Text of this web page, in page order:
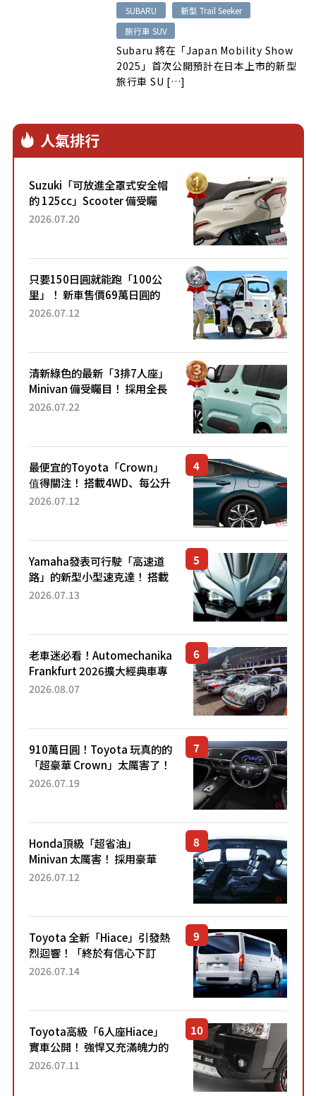
SUBARU
新型 Trail Seeker
旅行車 SUV
Subaru 將在「Japan Mobility Show
2025」首次公開預計在日本上市的新型
旅行車 SU […]
人氣排行
Suzuki「可放進全罩式安全帽
的 125cc」Scooter 備受矚
目！採用全新流線設計與各項
2026.07.20
只要150日圓就能跑「100公
里」！ 新車售價69萬日圓的
「3人座」Trike大受歡迎！ 順
2026.07.12
清新綠色的最新「3排7人座」
Minivan 備受矚目！ 採用全長
4.7公尺剛剛好的車身尺寸與
2026.07.22
最便宜的Toyota「Crown」
值得關注！ 搭載4WD、每公升
22.4公里低油耗表現超亮眼！
2026.07.12
Yamaha發表可行駛「高速道
路」的新型小型速克達！ 搭載
能享受超強勁「渦輪感」的動
2026.07.13
老車迷必看！Automechanika
Frankfurt 2026擴大經典車專
區 1954年珍稀古董車現場修復
2026.08.07
910萬日圓！Toyota 玩真的的
「超豪華 Crown」太厲害了！
採用由「匠人技藝」打造的
2026.07.19
Honda頂級「超省油」
Minivan 太厲害！ 採用豪華
「真皮座椅」與專屬「黑色內
「三...
2026.07.12
Toyota 全新「Hiace」引發熱
烈迴響！「終於有信心下訂
了！」「哪個等級交車最
車？...
2026.07.14
Toyota高級「6人座Hiace」
實車公開！ 強悍又充滿魄力的
「全黑設計」搭配特別「豪華
2026.07.11